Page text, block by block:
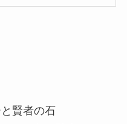
賢者の石